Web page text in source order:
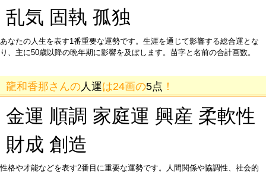
乱気 固執 孤独
あなたの人生を表す1番重要な運勢です。生涯を通じて影響する総合運とな
り、主に50歳以降の晩年期に影響を及ぼします。苗字と名前の合計画数。
龍和香那さんの 人運は24画の5点 ！
金運 順調 家庭運 興産 柔軟性
財成 創造
性格や才能などを表す2番目に重要な運勢です。人間関係や協調性、社会的